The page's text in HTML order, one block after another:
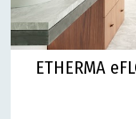
ETHERMA